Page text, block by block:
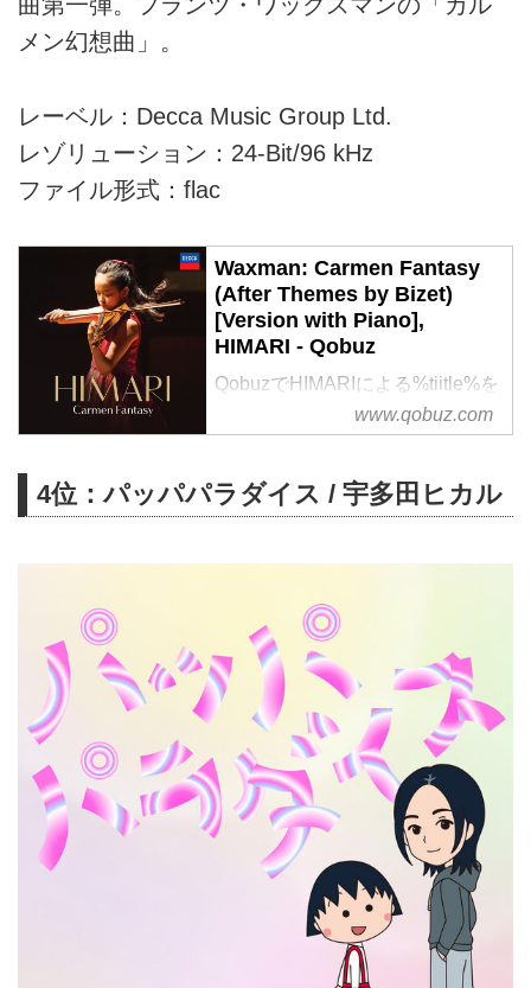
メン幻想曲」。
レーベル：Decca Music Group Ltd.
レゾリューション：24-Bit/96 kHz
ファイル形式：flac
Waxman: Carmen Fantasy
(After Themes by Bizet)
[Version with Piano],
HIMARI - Qobuz
QobuzでHIMARIによる%tiitle%を
ハイレゾ音質で聴く、またはダウ
ンロードする
から
www.qobuz.com
4位：パッパパラダイス / 宇多田ヒカル